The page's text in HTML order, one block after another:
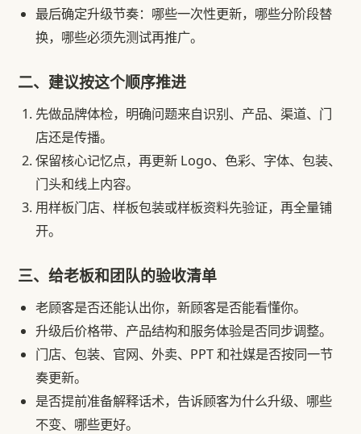
最后确定升级节奏：哪些一次性更新，哪些分阶段替
换，哪些必须先测试再推广。
二、建议按这个顺序推进
先做品牌体检，明确问题来自识别、产品、渠道、门
店还是传播。
保留核心记忆点，再更新 Logo、色彩、字体、包装、
门头和线上内容。
用样板门店、样板包装或样板资料先验证，再全量铺
开。
三、给老板和团队的验收清单
老顾客是否还能认出你，新顾客是否能看懂你。
升级后价格带、产品结构和服务体验是否同步调整。
门店、包装、官网、外卖、PPT 和社媒是否按同一节
奏更新。
是否提前准备解释话术，告诉顾客为什么升级、哪些
不变、哪些更好。